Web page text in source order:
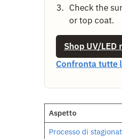
Check the
or top coat.
Shop UV/LED
Confronta tutte
Aspetto
Processo di